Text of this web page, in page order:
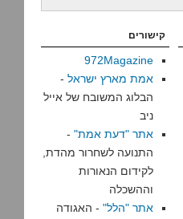
קישורים
972Magazine
אמת מארץ ישראל -
הבלוג המשובח של אייל
ניב
אתר "דעת אמת" -
התנועה לשחרור מהדת,
לקידום הנאורות
וההשכלה
אתר "הלל" - האגודה